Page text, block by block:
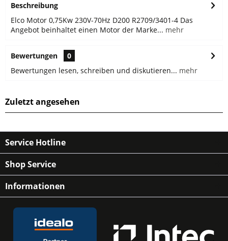
Beschreibung
Elco Motor 0,75Kw 230V-70Hz D200 R2709/3401-4 Das
Angebot beinhaltet einen Motor der Marke... mehr
Bewertungen
0
Bewertungen lesen, schreiben und diskutieren... mehr
Zuletzt angesehen
Service Hotline
Shop Service
Informationen